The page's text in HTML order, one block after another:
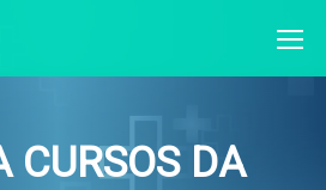
CURSOS DA